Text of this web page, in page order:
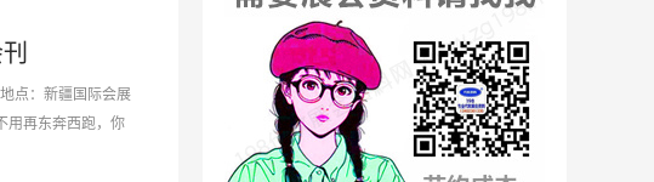
点：新疆国际会展
用再东奔西跑，你